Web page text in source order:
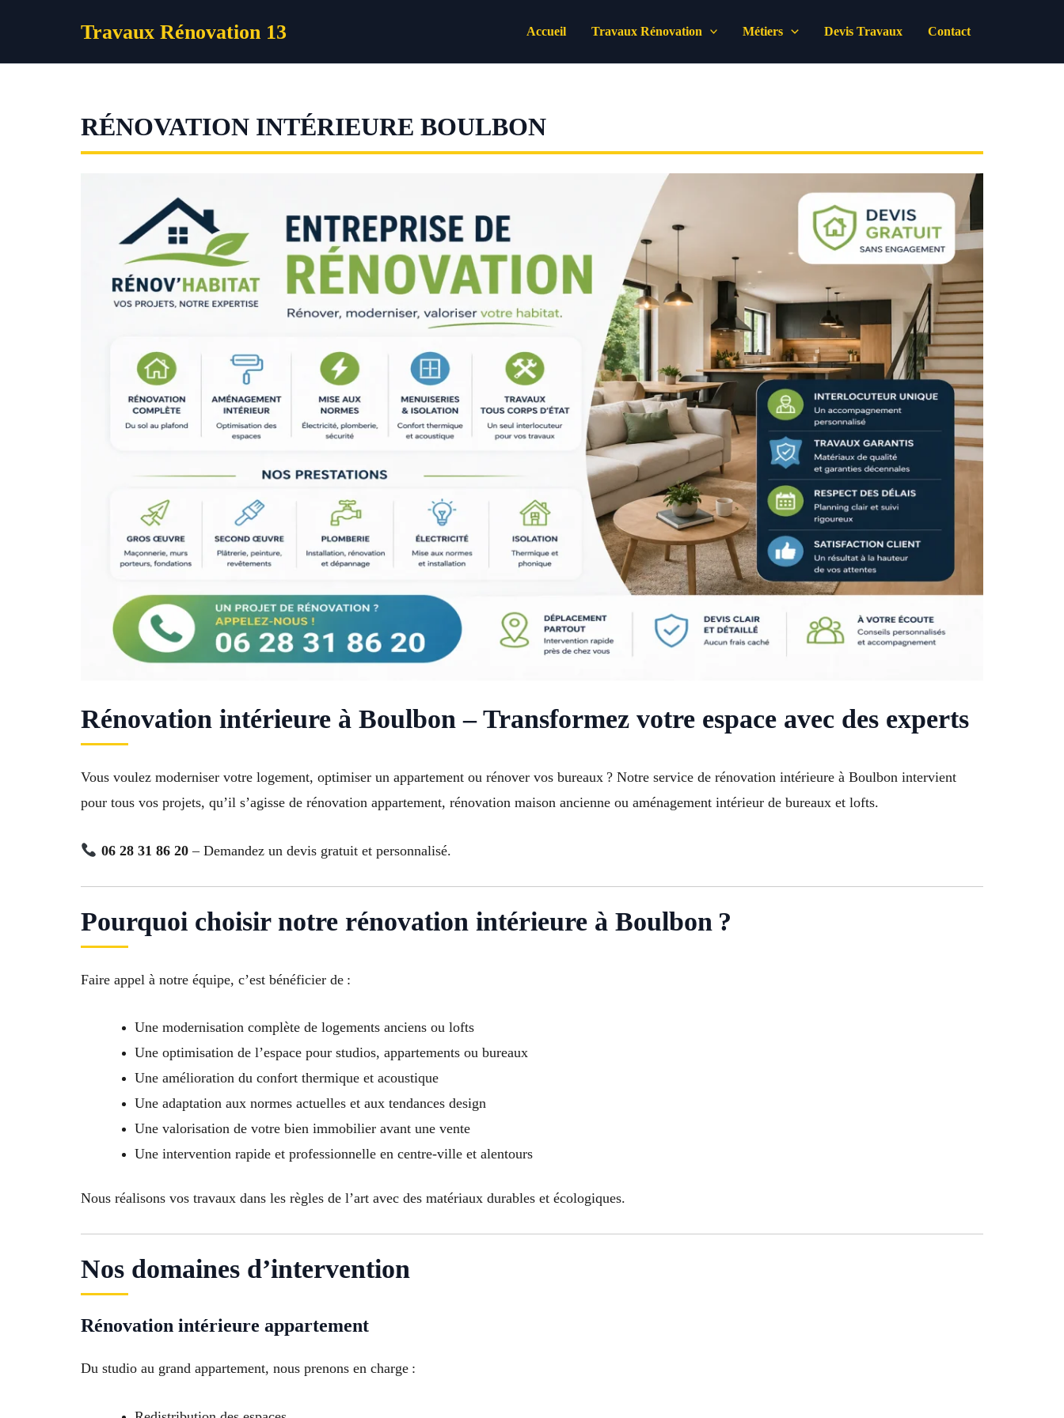
Travaux Rénovation 13 Accueil Travaux Rénovation Métiers Devis Travaux Contact
RÉNOVATION INTÉRIEURE BOULBON
Rénovation intérieure à Boulbon – Transformez votre espace avec des experts
Vous voulez moderniser votre logement, optimiser un appartement ou rénover vos bureaux ? Notre service de rénovation intérieure à Boulbon intervient
pour tous vos projets, qu’il s’agisse de rénovation appartement, rénovation maison ancienne ou aménagement intérieur de bureaux et lofts.
06 28 31 86 20– Demandez un devis gratuit et personnalisé.
Pourquoi choisir notre rénovation intérieure à Boulbon ?
Faire appel à notre équipe, c’est bénéficier de :
Une modernisation complète de logements anciens ou lofts
Une optimisation de l’espace pour studios, appartements ou bureaux
Une amélioration du confort thermique et acoustique
Une adaptation aux normes actuelles et aux tendances design
Une valorisation de votre bien immobilier avant une vente
Une intervention rapide et professionnelle en centre-ville et alentours
Nous réalisons vos travaux dans les règles de l’art avec des matériaux durables et écologiques.
Nos domaines d’intervention
Rénovation intérieure appartement
Du studio au grand appartement, nous prenons en charge :